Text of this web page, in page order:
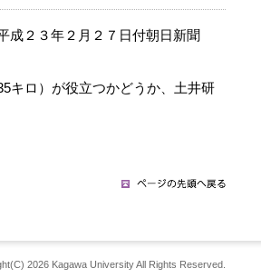
成２３年２月２７日付朝日新聞
キロ）が役立つかどうか、土井研
2026 Kagawa University All Rights Reserved.